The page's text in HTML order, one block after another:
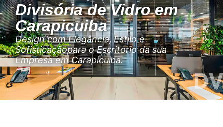
Divisória de Vidro em
Carapicuiba
Design com Elegância, Estilo e
Sofisticaçãopara o Escritório da sua
Empresa em Carapicuiba.